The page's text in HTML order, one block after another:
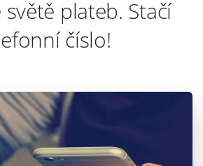
plateb. Stačí
číslo!